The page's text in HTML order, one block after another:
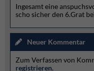
Ingesamt eine
scho sicher den 6.Grat
Neuer Kommentar
Zum Verfassen von
registrieren.